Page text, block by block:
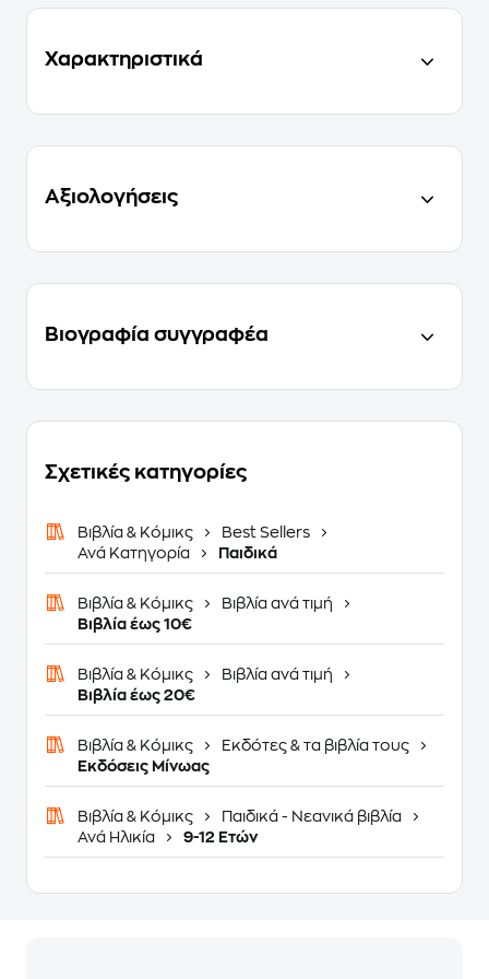
Χαρακτηριστικά
Αξιολογήσεις
Βιογραφία συγγραφέα
Σχετικές κατηγορίες
Βιβλία & Κόμικς
Best Sellers
Ανά Κατηγορία
Παιδικά
Βιβλία & Κόμικς
Βιβλία ανά τιμή
Βιβλία έως 10€
Βιβλία & Κόμικς
Βιβλία ανά τιμή
Βιβλία έως 20€
Βιβλία & Κόμικς
Εκδότες & τα βιβλία τους
Εκδόσεις Μίνωας
Βιβλία & Κόμικς
Παιδικά - Νεανικά βιβλία
Ανά Ηλικία
9-12 Ετών